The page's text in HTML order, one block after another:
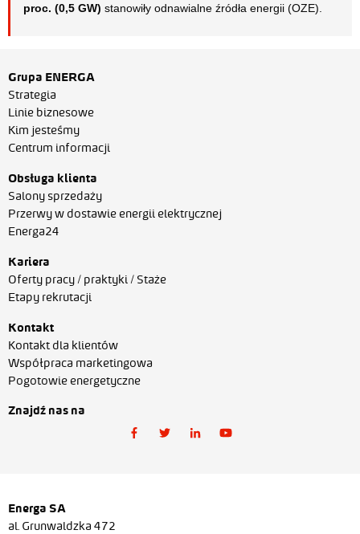
proc. (0,5 GW) stanowiły odnawialne źródła energii (OZE).
Grupa ENERGA
Strategia
Linie biznesowe
Kim jesteśmy
Centrum informacji
Obsługa klienta
Salony sprzedaży
Przerwy w dostawie energii elektrycznej
Energa24
Kariera
Oferty pracy / praktyki / Staże
Etapy rekrutacji
Kontakt
Kontakt dla klientów
Współpraca marketingowa
Pogotowie energetyczne
Znajdź nas na
Energa SA
al. Grunwaldzka 472